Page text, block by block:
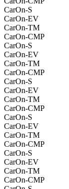
CarOn-S
CarOn-EV
CarOn-TM
CarOn-CMP
CarOn-S
CarOn-EV
CarOn-TM
CarOn-CMP
CarOn-S
CarOn-EV
CarOn-TM
CarOn-CMP
CarOn-S
CarOn-EV
CarOn-TM
CarOn-CMP
CarOn-S
CarOn-EV
CarOn-TM
CarOn-CMP